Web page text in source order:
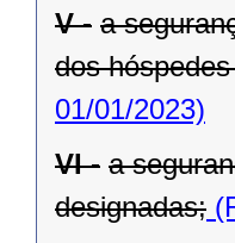
V - a
dos
01/01/2023)
VI - a
designadas;